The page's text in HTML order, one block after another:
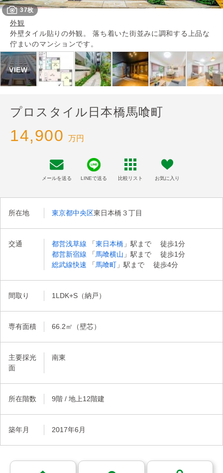
外観
外壁タイル貼りの外観。 落ち着いた街並みに調和する上品な
佇まいのマンションです。
37枚
プロスタイル日本橋馬喰町
14,900 万円
所在地 東京都中央区東日本橋３丁目
交通 都営浅草線 「東日本橋 」駅まで 徒歩1分
都営新宿線 「馬喰横山 」駅まで 徒歩1分
総武線快速 「馬喰町 」駅まで 徒歩4分
間取り 1LDK+S（納戸）
専有面積 66.2㎡（壁芯）
主要採光
面
南東
所在階数 9階 / 地上12階建
築年月 2017年6月
メールを送る LINEで送る 比較リスト お気に入り